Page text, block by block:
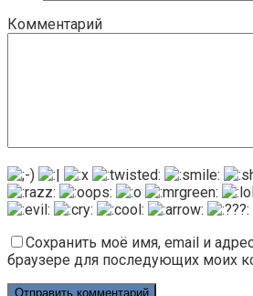
Комментарий
Сохранить моё имя, email и
браузере для последующих моих